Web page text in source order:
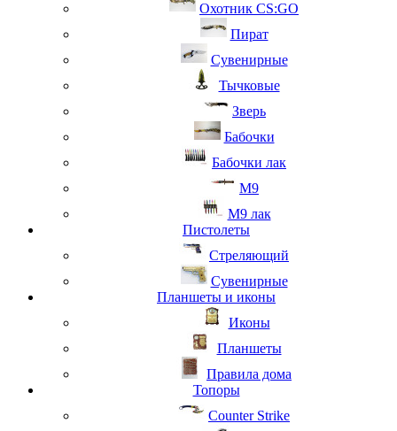
Охотник CS:GO
Пират
Сувенирные
Тычковые
Зверь
Бабочки
Бабочки лак
М9
M9 лак
Пистолеты
Стреляющий
Сувенирные
Планшеты и иконы
Иконы
Планшеты
Правила дома
Топоры
Counter Strike